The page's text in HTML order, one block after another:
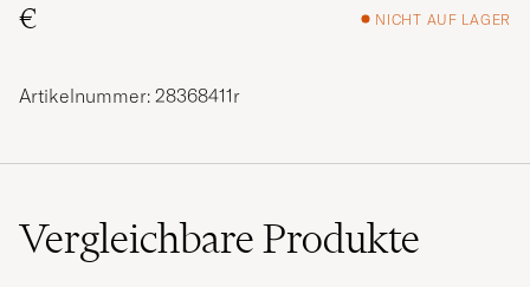
€
NICHT AUF LAGER
Artikelnummer: 28368411r
VergleichbareProdukte